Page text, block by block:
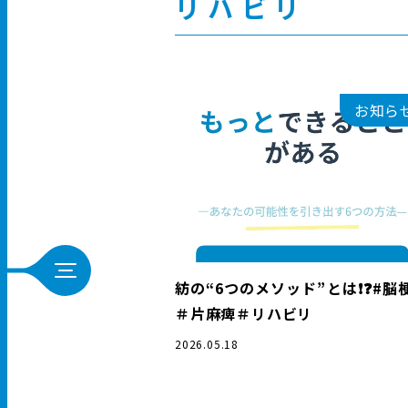
リハビリ
お知ら
紡の“6つのメソッド”とは❗️❓#脳
＃片麻痺＃リハビリ
2026.05.18